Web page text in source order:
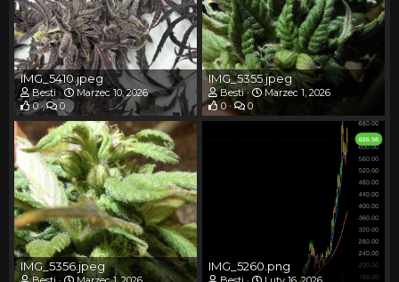
IMG_5410.jpeg
Besti
Marzec 10, 2026
0
0
IMG_5355.jpeg
Besti
Marzec 1, 2026
0
0
IMG_5356.jpeg IMG_5260.png